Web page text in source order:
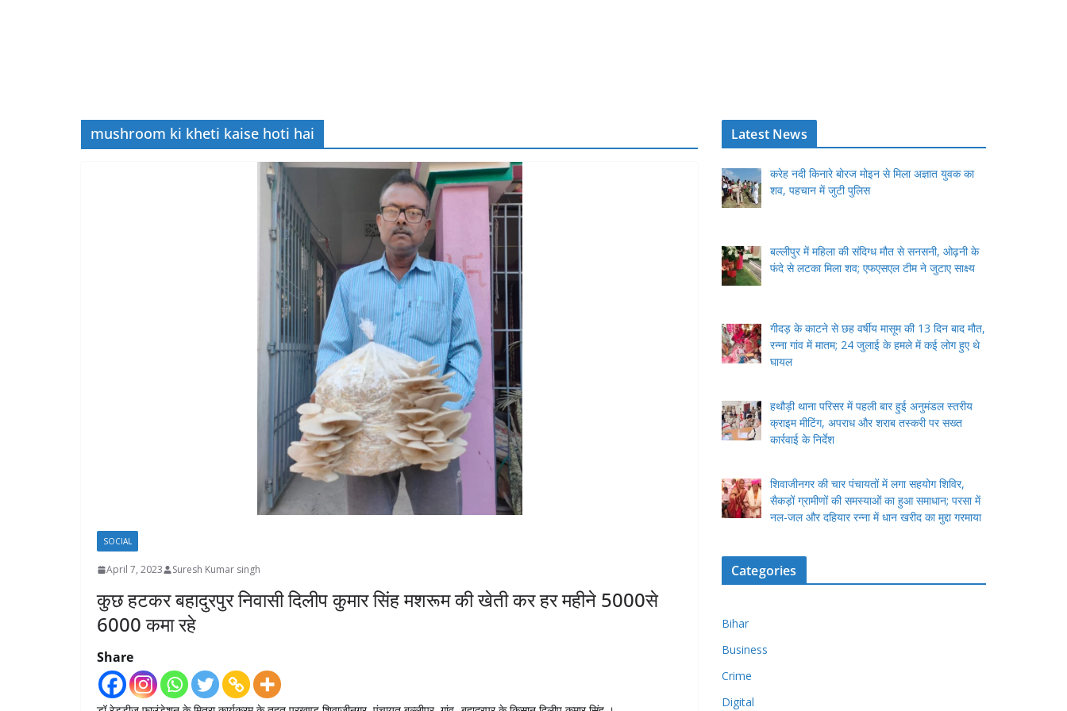
mushroom ki kheti kaise hoti hai
SOCIAL
April 7, 2023 Suresh Kumar singh
कुछ हटकर बहादुरपुर निवासी दिलीप कुमार सिंह मशरूम की खेती कर हर महीने 5000से
6000 कमा रहे
Share
Latest News
करेह नदी किनारे बोरज मोइन से मिला अज्ञात युवक का
शव, पहचान में जुटी पुलिस
बल्लीपुर में महिला की संदिग्ध मौत से सनसनी, ओढ़नी के
फंदे से लटका मिला शव; एफएसएल टीम ने जुटाए साक्ष्य
गीदड़ के काटने से छह वर्षीय मासूम की 13 दिन बाद मौत,
रन्ना गांव में मातम; 24 जुलाई के हमले में कई लोग हुए थे
घायल
हथौड़ी थाना परिसर में पहली बार हुई अनुमंडल स्तरीय
क्राइम मीटिंग, अपराध और शराब तस्करी पर सख्त
कार्रवाई के निर्देश
शिवाजीनगर की चार पंचायतों में लगा सहयोग शिविर,
सैकड़ों ग्रामीणों की समस्याओं का हुआ समाधान; परसा में
नल-जल और दहियार रन्ना में धान खरीद का मुद्दा गरमाया
Categories
Bihar
Business
Crime
Digital